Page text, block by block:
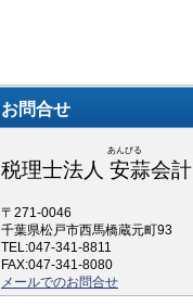
お問合せ
あんびる
税理士法人 安蒜会計
〒271-0046
千葉県松戸市西馬橋蔵元町93
TEL:047-341-8811
FAX:047-341-8080
メールでのお問合せ